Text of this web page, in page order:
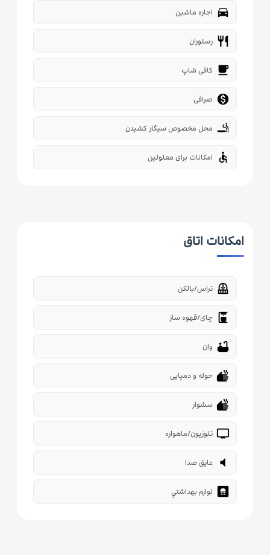
directions_car اجاره ماشین
restaurant رستوران
local_cafe کافی شاپ
 صرافی
smoking_rooms محل مخصوص سیگار کشیدن
accessible امکانات برای معلولین
امکانات اتاق
balcony تراس/بالکن
coffee_maker چای/قهوه ساز
bathtub وان
dry حوله و دمپایی
dry سشوار
tv تلوزیون/ماهواره
volume_mute عایق صدا
bathroom لوازم بهداشتي